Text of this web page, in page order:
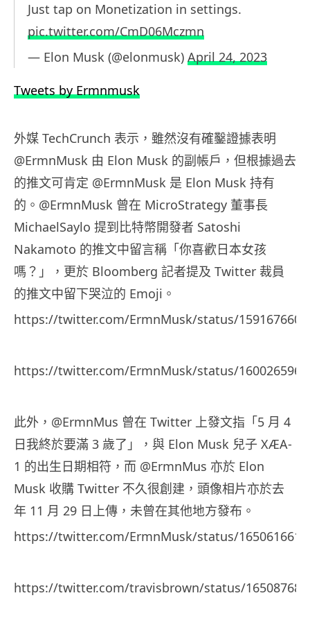
Just tap on Monetization in settings.
pic.twitter.com/CmD06Mczmn
— Elon Musk (@elonmusk) April 24, 2023
Tweets by Ermnmusk
外媒 TechCrunch 表示，雖然沒有確鑿證據表明
@ErmnMusk 由 Elon Musk 的副帳戶，但根據過去
的推文可肯定 @ErmnMusk 是 Elon Musk 持有
的。@ErmnMusk 曾在 MicroStrategy 董事長
MichaelSaylo 提到比特幣開發者 Satoshi
Nakamoto 的推文中留言稱「你喜歡日本女孩
嗎？」，更於 Bloomberg 記者提及 Twitter 裁員
的推文中留下哭泣的 Emoji。
https://twitter.com/ErmnMusk/status/
https://twitter.com/ErmnMusk/status/
此外，@ErmnMus 曾在 Twitter 上發文指「5 月 4
日我終於要滿 3 歲了」，與 Elon Musk 兒子 XÆA-
1 的出生日期相符，而 @ErmnMus 亦於 Elon
Musk 收購 Twitter 不久很創建，頭像相片亦於去
年 11 月 29 日上傳， 未曾在其他地方發布。
https://twitter.com/ErmnMusk/status/
https://twitter.com/travisbrown/status/